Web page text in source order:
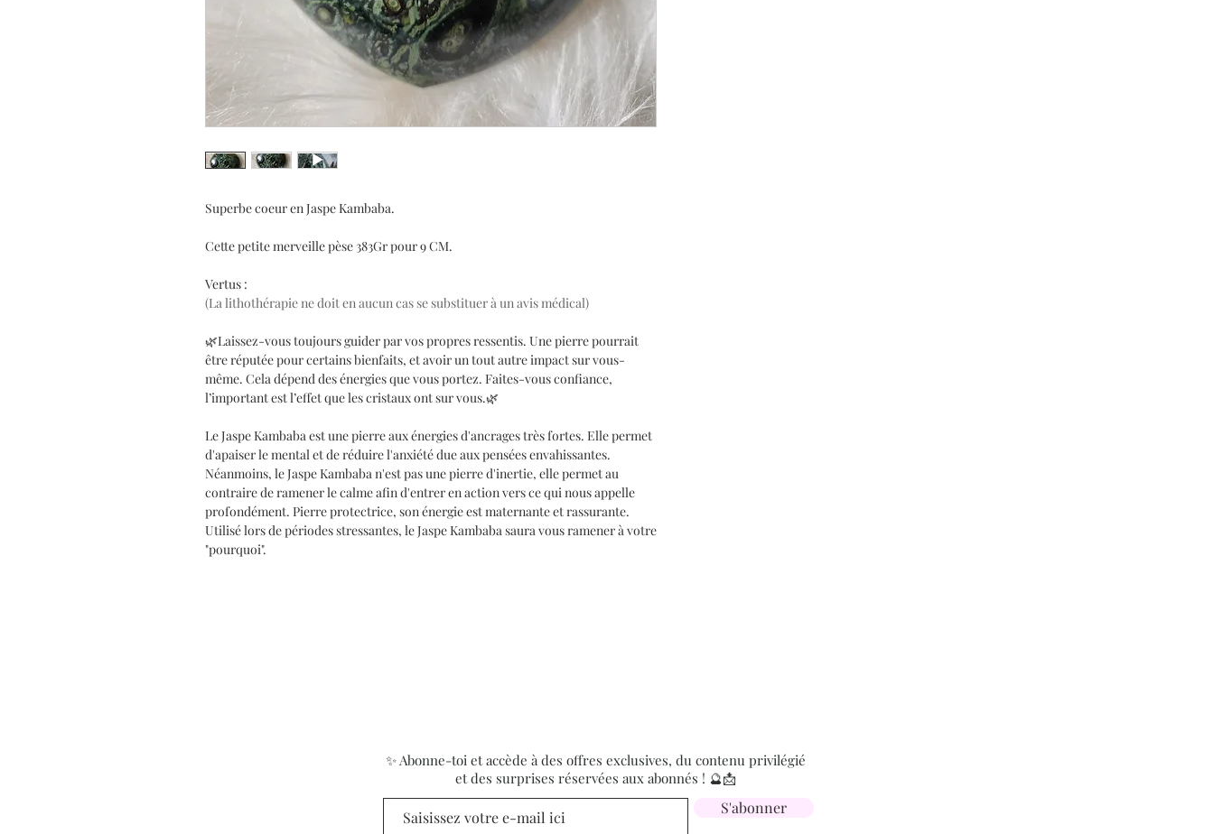
Superbe coeur en Jaspe Kambaba.
Cette petite merveille pèse 383Gr pour 9 CM.
Vertus :
(La lithothérapie ne doit en aucun cas se substituer à un avis médical)
🌿Laissez-vous toujours guider par vos propres ressentis. Une pierre pourrait
être réputée pour certains bienfaits, et avoir un tout autre impact sur vous-
même. Cela dépend des énergies que vous portez. Faites-vous confiance,
l’important est l’effet que les cristaux ont sur vous.🌿
Le Jaspe Kambaba est une pierre aux énergies d'ancrages très fortes. Elle permet
d'apaiser le mental et de réduire l'anxiété due aux pensées envahissantes.
Néanmoins, le Jaspe Kambaba n'est pas une pierre d'inertie, elle permet au
contraire de ramener le calme afin d'entrer en action vers ce qui nous appelle
profondément. Pierre protectrice, son énergie est maternante et rassurante.
Utilisé lors de périodes stressantes, le Jaspe Kambaba saura vous ramener à votre
"pourquoi".
✨ Abonne-toi et accède à des offres exclusives, du contenu privilégié
et des surprises réservées aux abonnés ! 🔮📩
S'abonner